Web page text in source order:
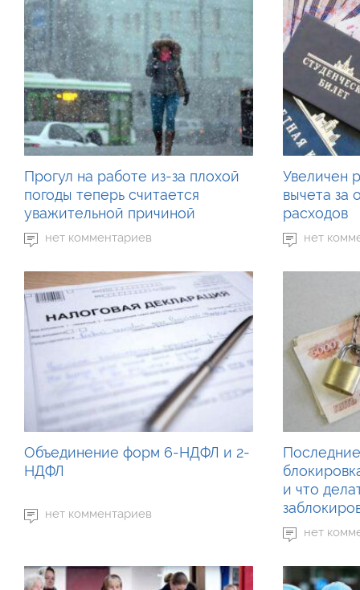
Прогул на работе из-за плохой
погоды теперь считается
уважительной причиной
нет комментариев
Увеличен
вычета за
расходов
нет
Объединение форм 6-НДФЛ и 2-
НДФЛ
нет комментариев
и что
нет